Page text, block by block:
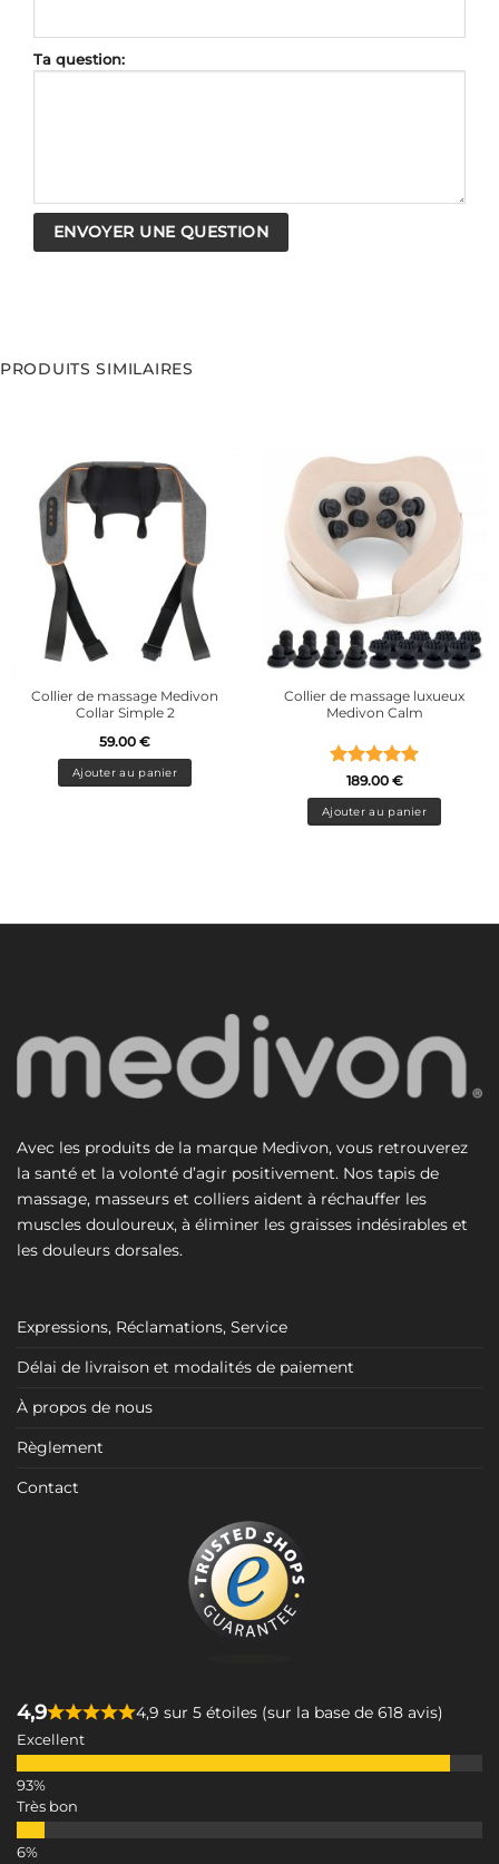
Ta question:
PRODUITS SIMILAIRES
Collier de massage Medivon
Collar Simple 2
59.00 €
Ajouter au panier
Collier de massage luxueux
Medivon Calm
Note5sur
5
189.00 €
Ajouter au panier
Avec les produits de la marque Medivon, vous retrouverez
la santé et la volonté d’agir positivement. Nos tapis de
massage, masseurs et colliers aident à réchauffer les
muscles douloureux, à éliminer les graisses indésirables et
les douleurs dorsales.
Expressions, Réclamations, Service
Délai de livraison et modalités de paiement
À propos de nous
Règlement
Contact
4,9 4,9 sur 5 étoiles (sur la base de 618 avis)
Excellent
Très bon